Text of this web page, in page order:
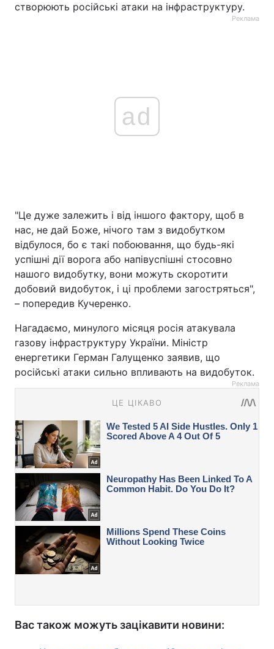
створюють російські атаки на інфраструктуру.
Реклама
ad
"Це дуже залежить і від іншого фактору, щоб в
нас, не дай Боже, нічого там з видобутком
відбулося, бо є такі побоювання, що будь-які
успішні дії ворога або напівуспішні стосовно
нашого видобутку, вони можуть скоротити
добовий видобуток, і ці проблеми загостряться",
– попередив Кучеренко.
Нагадаємо, минулого місяця росія атакувала
газову інфраструктуру України. Міністр
енергетики Герман Галущенко заявив, що
російські атаки сильно впливають на видобуток.
Реклама
Вас також можуть зацікавити новини: